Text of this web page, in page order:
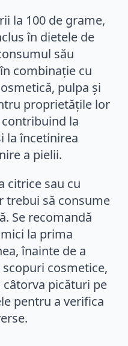
la 100 de grame,
în dietele de
său
combinație cu
pulpa și
proprietățile lor
la
la încetinirea
a pielii.
citrice sau cu
trebui să consume
Se recomandă
la prima
înainte de a
cosmetice,
picături pe
pentru a verifica